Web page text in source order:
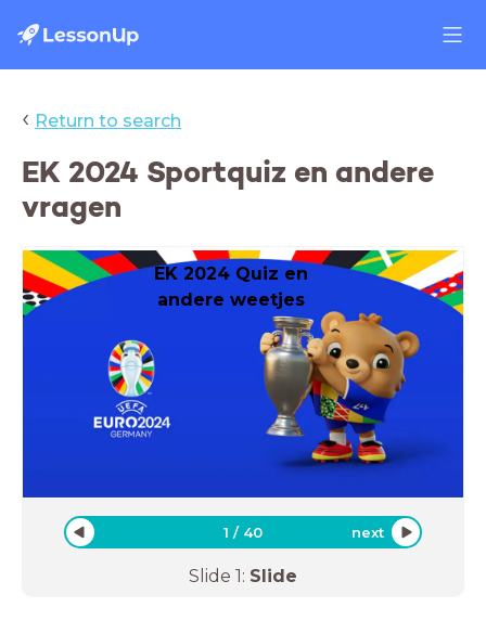
‹ Return to search
EK 2024 Sportquiz en andere
vragen
EK 2024 Quiz en
andere weetjes
1 / 40 next
Slide 1: Slide